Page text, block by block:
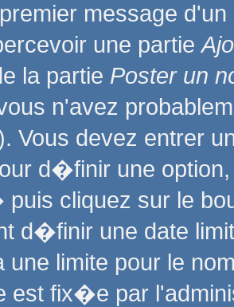
message
une partie
la partie Poster un
n'avez
Vous devez entrer
d�finir une
cliquez sur le
d�finir une date
une limite pour le
est fix�e par